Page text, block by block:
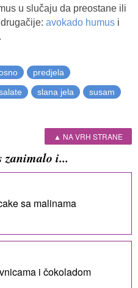
u slučaju da preostane ili
avokado humus i
.
predjela
slana jela
susam
▲ NA VRH STRANE
zanimalo i...
sa malinama
i čokoladom